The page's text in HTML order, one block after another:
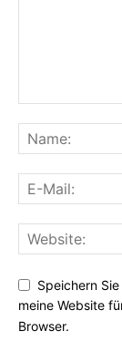
Speichern
meine Website
Browser.